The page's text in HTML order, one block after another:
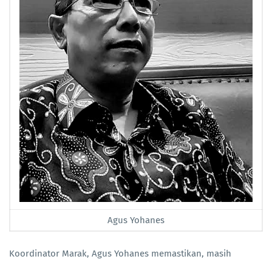
Agus Yohanes
Koordinator Marak, Agus Yohanes memastikan, masih